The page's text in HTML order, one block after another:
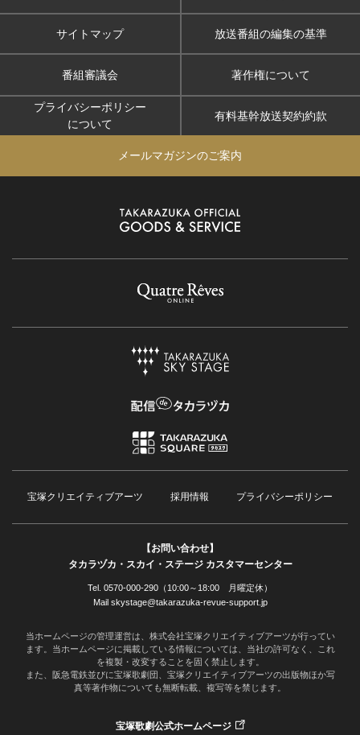
サイトマップ 放送番組の編集の基準
番組審議会 著作権について
プライバシーポリシー
について
有料基幹放送契約約款
メールマガジンのご案内
宝塚クリエイティブアーツ 採用情報 プライバシーポリシー
【お問い合わせ】
タカラヅカ・スカイ・ステージ カスタマーセンター
Tel. 0570-000-290（10:00～18:00 月曜定休）
Mail skystage@takarazuka-revue-support.jp
当ホームページの管理運営は、株式会社宝塚クリエイティブアーツが行ってい
ます。当ホームページに掲載している情報については、当社の許可なく、これ
を複製・改変することを固く禁止します。
また、阪急電鉄並びに宝塚歌劇団、宝塚クリエイティブアーツの出版物ほか写
真等著作物についても無断転載、複写等を禁じます。
宝塚歌劇公式ホームページ